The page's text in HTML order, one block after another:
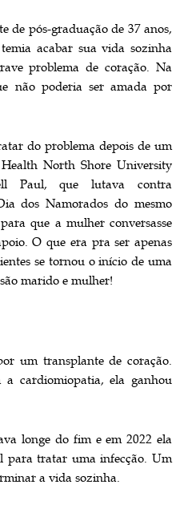
de pós-graduação de 37 anos,
acabar sua vida sozinha
problema de coração. Na
não poderia ser amada por
do problema depois de um
North Shore University
Paul, que lutava contra
dos Namorados do mesmo
que a mulher conversasse
O que era pra ser apenas
se tornou o início de uma
marido e mulher!
um transplante de coração.
a cardiomiopatia, ela ganhou
longe do fim e em 2022 ela
para tratar uma infecção. Um
a vida sozinha.